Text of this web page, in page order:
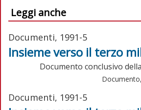
Leggi anche
Documenti, 1991-5
Insieme verso il terzo
Documento conclusivo
Documenti, 1991-5